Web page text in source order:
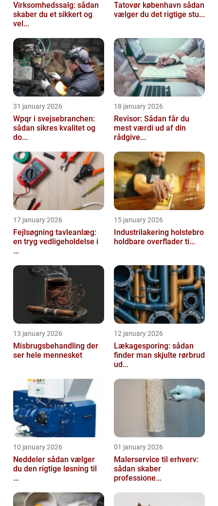
Virksomhedssalg: sådan
skaber du et sikkert og
vel...
Tatovør københavn sådan
vælger du det rigtige stu...
31 january 2026
Wpqr i svejsebranchen:
sådan sikres kvalitet og
do...
18 january 2026
Revisor: Sådan får du
mest værdi ud af din
rådgive...
17 january 2026
Fejlsøgning tavleanlæg:
en tryg vedligeholdelse i
...
15 january 2026
Industrilakering holstebro
holdbare overflader ti...
13 january 2026
Misbrugsbehandling der
ser hele mennesket
12 january 2026
Lækagesporing: sådan
finder man skjulte rørbrud
ud...
10 january 2026
Neddeler sådan vælger
du den rigtige løsning til
...
01 january 2026
Malerservice til erhverv:
sådan skaber
professione...